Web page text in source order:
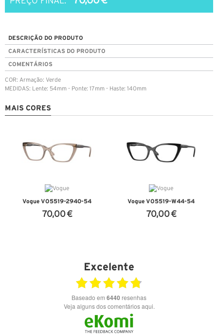
DESCRIÇÃO DO PRODUTO
CARACTERÍSTICAS DO PRODUTO
COMENTÁRIOS
COR: Armação: Verde
MEDIDAS: Lente: 54mm - Ponte: 17mm - Haste: 140mm
MAIS CORES
Vogue VO5519-2940-54
70,00 €
Vogue VO5519-W44-54
70,00 €
Excelente
Baseado em 6440 resenhas
Veja alguns dos comentários aqui.